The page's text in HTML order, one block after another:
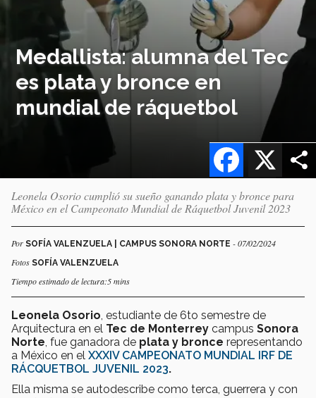
Medallista: alumna del Tec
es plata y bronce en
mundial de ráquetbol
X
Facebook
Leonela Osorio cumplió su sueño ganando plata y bronce para
México en el Campeonato Mundial de Ráquetbol Juvenil 2023
Por SOFÍA VALENZUELA | CAMPUS SONORA NORTE - 07/02/2024
Fotos SOFÍA VALENZUELA
Tiempo estimado de lectura:5 mins
Leonela Osorio , estudiante de 6to semestre de
Arquitectura en el Tec de Monterrey campus Sonora
Norte , fue ganadora de plata y bronce representando
a México en el XXXIV CAMPEONATO MUNDIAL IRF DE
RÁCQUETBOL JUVENIL 2023.
Ella misma se autodescribe como terca, guerrera y con